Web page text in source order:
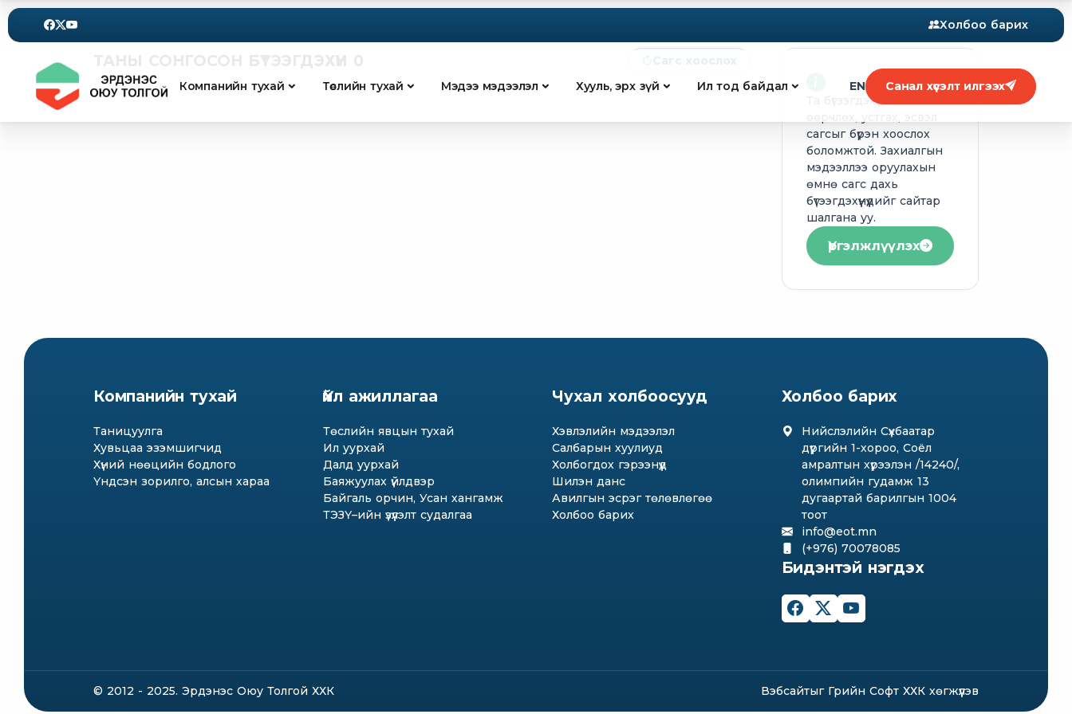
Холбоо барих
Компанийн тухай Төслийн тухай Мэдээ мэдээлэл Хууль, эрх зүй Ил тод байдал EN Санал хүсэлт илгээх
Та бүтээгдэхүүний тоог
сагсыг бүрэн хоослох
боломжтой. Захиалгын
мэдээллээ оруулахын
өмнө сагс дахь
бүтээгдэхүүнүүдийг сайтар
шалгана уу.
Үргэлжлүүлэх
Компанийн тухай
Таницуулга
Хувьцаа эзэмшигчид
Хүний нөөцийн бодлого
Үндсэн зорилго, алсын хараа
Үйл ажиллагаа
Төслийн явцын тухай
Ил уурхай
Далд уурхай
Баяжуулах үйлдвэр
Байгаль орчин, Усан хангамж
ТЭЗҮ–ийн үзүүлэлт судалгаа
Чухал холбоосууд
Хэвлэлийн мэдээлэл
Салбарын хуулиуд
Холбогдох гэрээнүүд
Шилэн данс
Авилгын эсрэг төлөвлөгөө
Холбоо барих
Холбоо барих
Нийслэлийн Сүхбаатар
дүүргийн 1-хороо, Соёл
амралтын хүрээлэн /14240/,
олимпийн гудамж 13
дугаартай барилгын 1004
тоот
info@eot.mn
(+976) 70078085
Бидэнтэй нэгдэх
© 2012 - 2025. Эрдэнэс Оюу Толгой ХХК Вэбсайтыг Грийн Софт ХХК хөгжүүлэв